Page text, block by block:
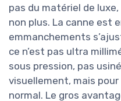
pas du matériel de
non plus. La canne est
emmanchements
ce n’est pas ultra
sous pression, pas
visuellement, mais pour
normal. Le gros